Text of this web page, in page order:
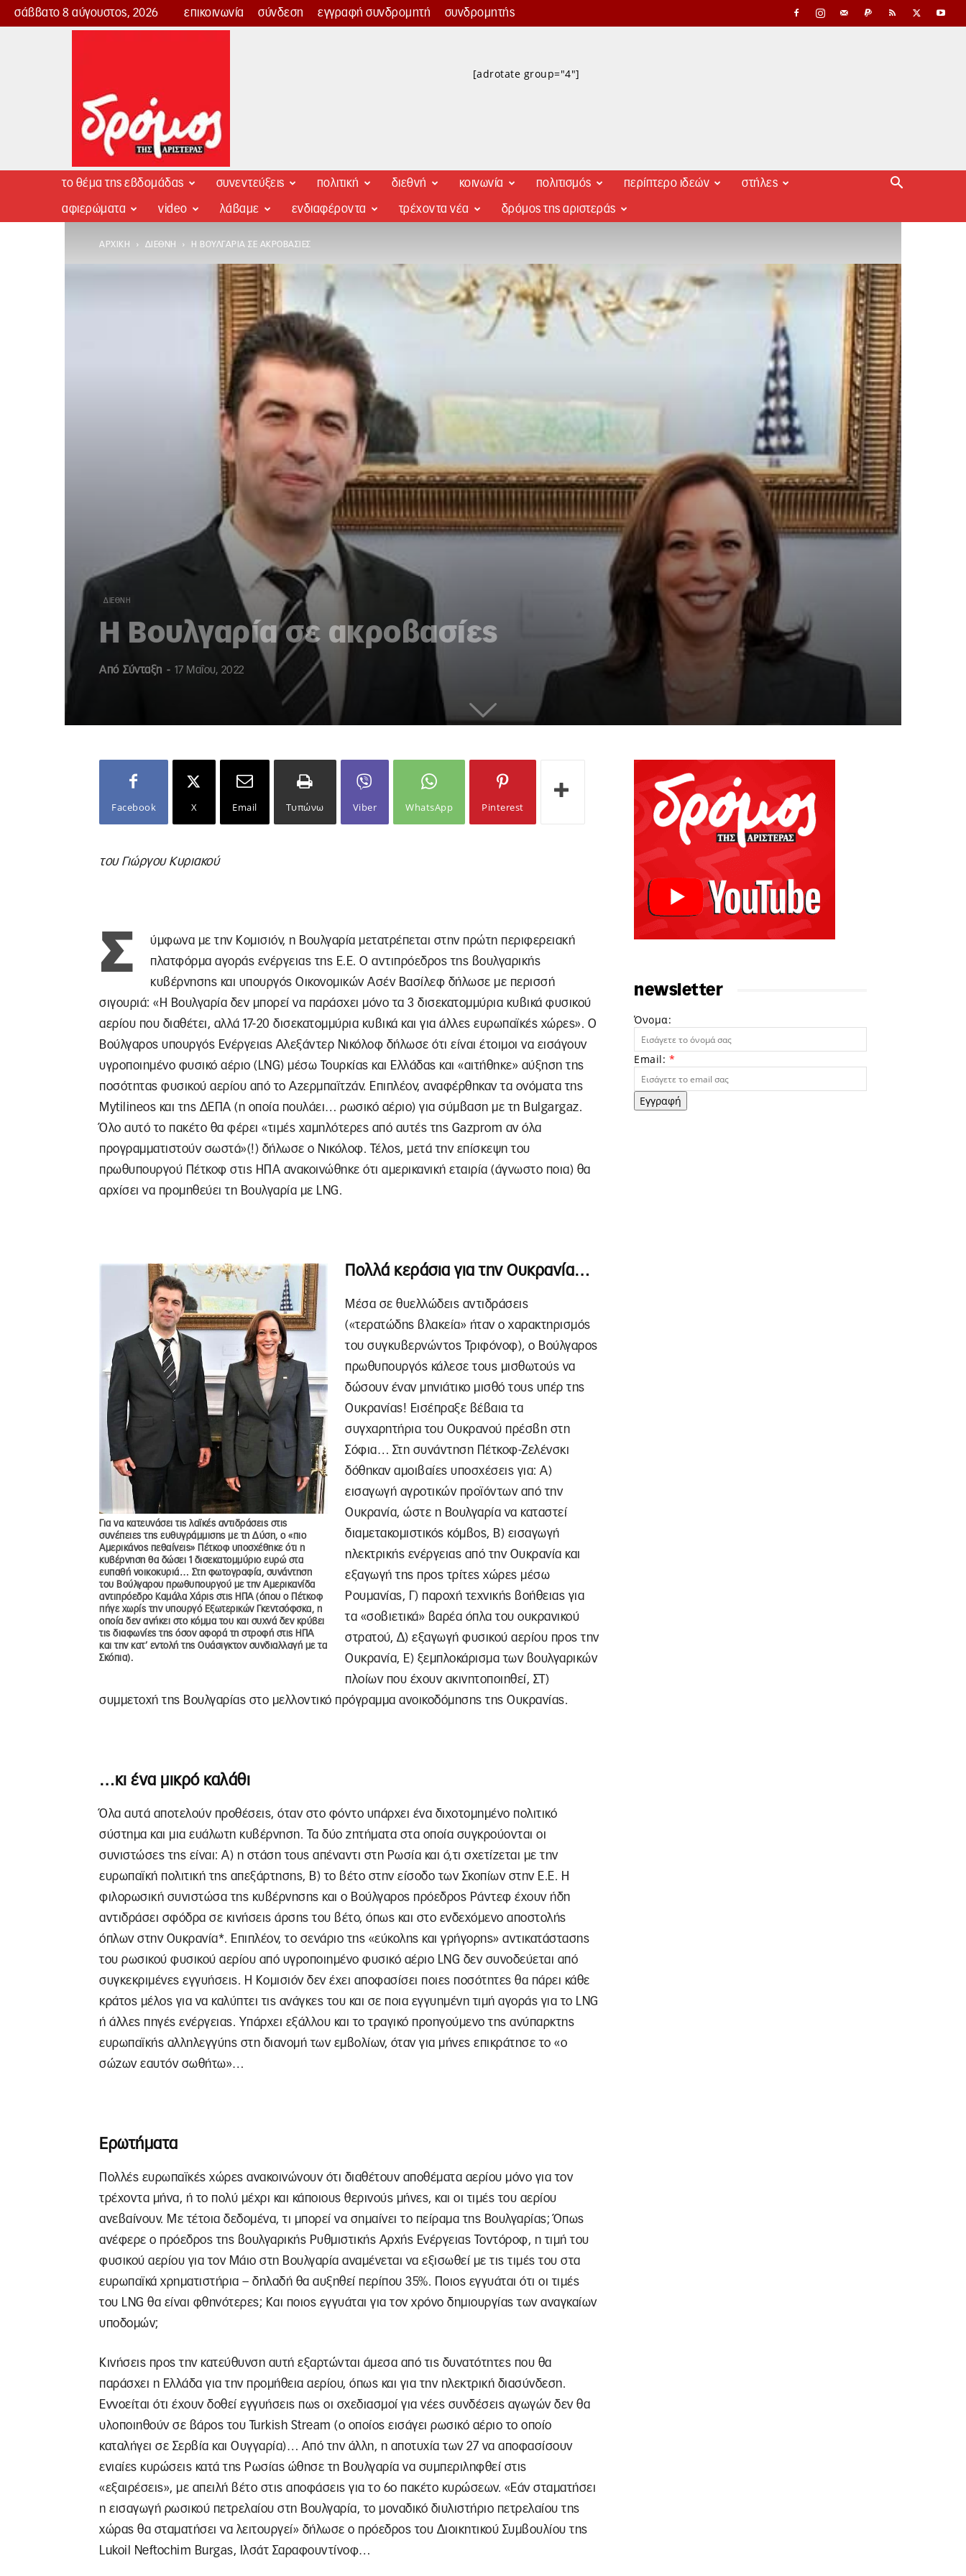
σάββατο 8 αύγουστος, 2026 επικοινωνία σύνδεση εγγραφή συνδρομητή συνδρομητής
Δρόμος
[adrotate group="4"]
το θέμα της εβδομάδας συνεντεύξεις πολιτική διεθνή κοινωνία πολιτισμός περίπτερο ιδεών στήλες
αφιερώματα video λάβαμε ενδιαφέροντα τρέχοντα νέα δρόμος της αριστεράς
ΑΡΧΙΚΉ ΔΙΕΘΝΉ Η ΒΟΥΛΓΑΡΊΑ ΣΕ ΑΚΡΟΒΑΣΊΕΣ
ΔΙΕΘΝΉ
Η Βουλγαρία σε ακροβασίες
Από Σύνταξη - 17 Μαΐου, 2022
Facebook X Email Τυπώνω Viber WhatsApp Pinterest
του Γιώργου Κυριακού
Σ
ύμφωνα με την Κομισιόν, η Βουλγαρία μετατρέπεται στην πρώτη περιφερειακή
πλατφόρμα αγοράς ενέργειας της Ε.Ε. Ο αντιπρόεδρος της βουλγαρικής
κυβέρνησης και υπουργός Οικονομικών Ασέν Βασίλεφ δήλωσε με περισσή
σιγουριά: «Η Βουλγαρία δεν μπορεί να παράσχει μόνο τα 3 δισεκατομμύρια κυβικά φυσικού
αερίου που διαθέτει, αλλά 17-20 δισεκατομμύρια κυβικά και για άλλες ευρωπαϊκές χώρες». Ο
Βούλγαρος υπουργός Ενέργειας Αλεξάντερ Νικόλοφ δήλωσε ότι είναι έτοιμοι να εισάγουν
υγροποιημένο φυσικό αέριο (LNG) μέσω Τουρκίας και Ελλάδας και «αιτήθηκε» αύξηση της
ποσότητας φυσικού αερίου από το Αζερμπαϊτζάν. Επιπλέον, αναφέρθηκαν τα ονόματα της
Μytilineos και της ΔΕΠΑ (η οποία πουλάει… ρωσικό αέριο) για σύμβαση με τη Bulgargaz.
Όλο αυτό το πακέτο θα φέρει «τιμές χαμηλότερες από αυτές της Gazprom αν όλα
προγραμματιστούν σωστά»(!) δήλωσε ο Νικόλοφ. Τέλος, μετά την επίσκεψη του
πρωθυπουργού Πέτκοφ στις ΗΠΑ ανακοινώθηκε ότι αμερικανική εταιρία (άγνωστο ποια) θα
αρχίσει να προμηθεύει τη Βουλγαρία με LNG.
Για να κατευνάσει τις λαϊκές αντιδράσεις στις
συνέπειες της ευθυγράμμισης με τη Δύση, ο «πιο
Αμερικάνος πεθαίνεις» Πέτκοφ υποσχέθηκε ότι η
κυβέρνηση θα δώσει 1 δισεκατομμύριο ευρώ στα
ευπαθή νοικοκυριά… Στη φωτογραφία, συνάντηση
του Βούλγαρου πρωθυπουργού με την Αμερικανίδα
αντιπρόεδρο Καμάλα Χάρις στις ΗΠΑ (όπου ο Πέτκοφ
πήγε χωρίς την υπουργό Εξωτερικών Γκεντσόφσκα, η
οποία δεν ανήκει στο κόμμα του και συχνά δεν κρύβει
τις διαφωνίες της όσον αφορά τη στροφή στις ΗΠΑ
και την κατ’ εντολή της Ουάσιγκτον συνδιαλλαγή με τα
Σκόπια).
Πολλά κεράσια για την Ουκρανία…
Μέσα σε θυελλώδεις αντιδράσεις
(«τερατώδης βλακεία» ήταν ο χαρακτηρισμός
του συγκυβερνώντος Τριφόνοφ), ο Βούλγαρος
πρωθυπουργός κάλεσε τους μισθωτούς να
δώσουν έναν μηνιάτικο μισθό τους υπέρ της
Ουκρανίας! Εισέπραξε βέβαια τα
συγχαρητήρια του Ουκρανού πρέσβη στη
Σόφια… Στη συνάντηση Πέτκοφ-Ζελένσκι
δόθηκαν αμοιβαίες υποσχέσεις για: Α)
εισαγωγή αγροτικών προϊόντων από την
Ουκρανία, ώστε η Βουλγαρία να καταστεί
διαμετακομιστικός κόμβος, Β) εισαγωγή
ηλεκτρικής ενέργειας από την Ουκρανία και
εξαγωγή της προς τρίτες χώρες μέσω
Ρουμανίας, Γ) παροχή τεχνικής βοήθειας για
τα «σοβιετικά» βαρέα όπλα του ουκρανικού
στρατού, Δ) εξαγωγή φυσικού αερίου προς την
Ουκρανία, Ε) ξεμπλοκάρισμα των βουλγαρικών
πλοίων που έχουν ακινητοποιηθεί, ΣΤ)
συμμετοχή της Βουλγαρίας στο μελλοντικό πρόγραμμα ανοικοδόμησης της Ουκρανίας.
…κι ένα μικρό καλάθι
Όλα αυτά αποτελούν προθέσεις, όταν στο φόντο υπάρχει ένα διχοτομημένο πολιτικό
σύστημα και μια ευάλωτη κυβέρνηση. Τα δύο ζητήματα στα οποία συγκρούονται οι
συνιστώσες της είναι: Α) η στάση τους απέναντι στη Ρωσία και ό,τι σχετίζεται με την
ευρωπαϊκή πολιτική της απεξάρτησης, Β) το βέτο στην είσοδο των Σκοπίων στην Ε.Ε. Η
φιλορωσική συνιστώσα της κυβέρνησης και ο Βούλγαρος πρόεδρος Ράντεφ έχουν ήδη
αντιδράσει σφόδρα σε κινήσεις άρσης του βέτο, όπως και στο ενδεχόμενο αποστολής
όπλων στην Ουκρανία*. Επιπλέον, το σενάριο της «εύκολης και γρήγορης» αντικατάστασης
του ρωσικού φυσικού αερίου από υγροποιημένο φυσικό αέριο LNG δεν συνοδεύεται από
συγκεκριμένες εγγυήσεις. Η Κομισιόν δεν έχει αποφασίσει ποιες ποσότητες θα πάρει κάθε
κράτος μέλος για να καλύπτει τις ανάγκες του και σε ποια εγγυημένη τιμή αγοράς για το LNG
ή άλλες πηγές ενέργειας. Υπάρχει εξάλλου και το τραγικό προηγούμενο της ανύπαρκτης
ευρωπαϊκής αλληλεγγύης στη διανομή των εμβολίων, όταν για μήνες επικράτησε το «ο
σώζων εαυτόν σωθήτω»…
Ερωτήματα
Πολλές ευρωπαϊκές χώρες ανακοινώνουν ότι διαθέτουν αποθέματα αερίου μόνο για τον
τρέχοντα μήνα, ή το πολύ μέχρι και κάποιους θερινούς μήνες, και οι τιμές του αερίου
ανεβαίνουν. Με τέτοια δεδομένα, τι μπορεί να σημαίνει το πείραμα της Βουλγαρίας; Όπως
ανέφερε ο πρόεδρος της βουλγαρικής Ρυθμιστικής Αρχής Ενέργειας Τοντόροφ, η τιμή του
φυσικού αερίου για τον Μάιο στη Βουλγαρία αναμένεται να εξισωθεί με τις τιμές του στα
ευρωπαϊκά χρηματιστήρια – δηλαδή θα αυξηθεί περίπου 35%. Ποιος εγγυάται ότι οι τιμές
του LNG θα είναι φθηνότερες; Και ποιος εγγυάται για τον χρόνο δημιουργίας των αναγκαίων
υποδομών;
Κινήσεις προς την κατεύθυνση αυτή εξαρτώνται άμεσα από τις δυνατότητες που θα
παράσχει η Ελλάδα για την προμήθεια αερίου, όπως και για την ηλεκτρική διασύνδεση.
Εννοείται ότι έχουν δοθεί εγγυήσεις πως οι σχεδιασμοί για νέες συνδέσεις αγωγών δεν θα
υλοποιηθούν σε βάρος του Turkish Stream (ο οποίος εισάγει ρωσικό αέριο το οποίο
καταλήγει σε Σερβία και Ουγγαρία)… Από την άλλη, η αποτυχία των 27 να αποφασίσουν
ενιαίες κυρώσεις κατά της Ρωσίας ώθησε τη Βουλγαρία να συμπεριληφθεί στις
«εξαιρέσεις», με απειλή βέτο στις αποφάσεις για το 6ο πακέτο κυρώσεων. «Εάν σταματήσει
η εισαγωγή ρωσικού πετρελαίου στη Βουλγαρία, το μοναδικό διυλιστήριο πετρελαίου της
χώρας θα σταματήσει να λειτουργεί» δήλωσε ο πρόεδρος του Διοικητικού Συμβουλίου της
Lukoil Neftochim Burgas, Ιλσάτ Σαραφουντίνοφ…
newsletter
Όνομα:
Email: *
Εγγραφή